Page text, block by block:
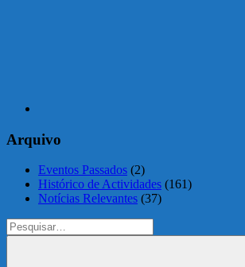
Arquivo
Eventos Passados (2)
Histórico de Actividades (161)
Notícias Relevantes (37)
Search
for: